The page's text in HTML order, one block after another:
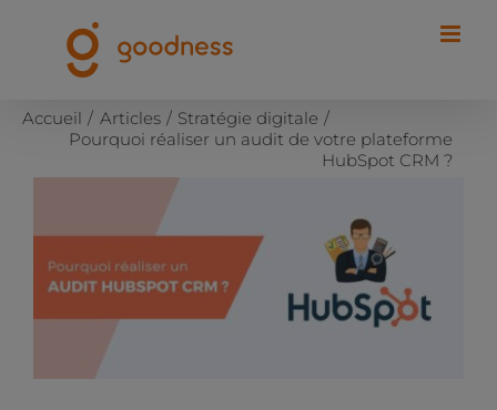
contenu
Accueil Articles
Stratégie digitale
Pourquoi réaliser un audit de votre plateforme
HubSpot CRM ?
agrandie